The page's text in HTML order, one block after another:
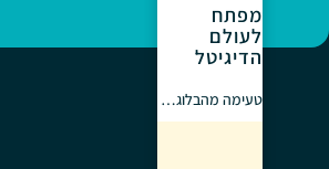
מפתח
לעולם
הדיגיטל
טעימה מהבלוג…